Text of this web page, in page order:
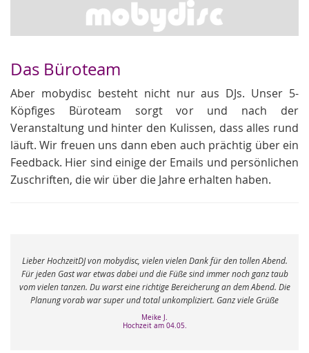
Das Büroteam
Aber mobydisc besteht nicht nur aus DJs. Unser 5-
Köpfiges Büroteam sorgt vor und nach der
Veranstaltung und hinter den Kulissen, dass alles rund
läuft. Wir freuen uns dann eben auch prächtig über ein
Feedback. Hier sind einige der Emails und persönlichen
Zuschriften, die wir über die Jahre erhalten haben.
Lieber HochzeitDJ von mobydisc, vielen vielen Dank für den tollen Abend.
Für jeden Gast war etwas dabei und die Füße sind immer noch ganz taub
vom vielen tanzen. Du warst eine richtige Bereicherung an dem Abend. Die
Planung vorab war super und total unkompliziert. Ganz viele Grüße
Meike J.
Hochzeit am 04.05.